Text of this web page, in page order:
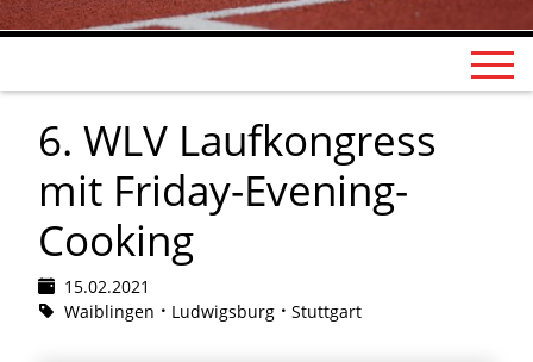
6. WLV Laufkongress
mit Friday-Evening-
Cooking
15.02.2021
Waiblingen
Ludwigsburg Stuttgart